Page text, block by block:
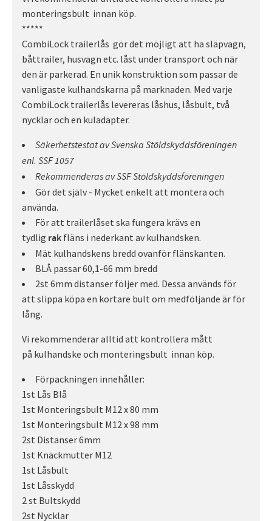
monteringsbult innan köp.
*****
CombiLock trailerlås gör det möjligt att ha släpvagn,
båttrailer, husvagn etc. låst under transport och när
den är parkerad. En unik konstruktion som passar de
vanligaste kulhandskarna på marknaden. Med varje
CombiLock trailerlås levereras låshus, låsbult, två
nycklar och en kuladapter.
Säkerhetstestat av Svenska Stöldskyddsföreningen
enl. SSF 1057
Rekommenderas av SSF Stöldskyddsföreningen
Gör det själv - Mycket enkelt att montera och
använda.
För att trailerlåset ska fungera krävs en
tydlig rak fläns i nederkant av kulhandsken.
Mät kulhandskens bredd ovanför flänskanten.
BLÅ passar 60,1-66 mm bredd
2st 6mm distanser följer med. Dessa används för
att slippa köpa en kortare bult om medföljande är för
lång.
Vi rekommenderar alltid att kontrollera mått
på kulhandske och monteringsbult innan köp.
Förpackningen innehåller:
1st Lås Blå
1st Monteringsbult M12 x 80 mm
1st Monteringsbult M12 x 98 mm
2st Distanser 6mm
1st Knäckmutter M12
1st Låsbult
1st Låsskydd
2 st Bultskydd
2st Nycklar